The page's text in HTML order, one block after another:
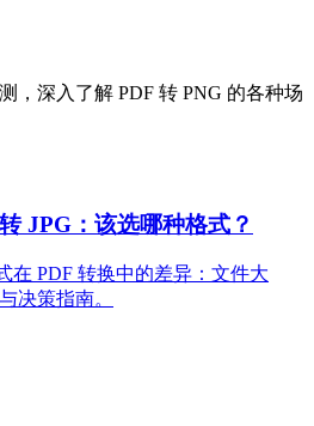
，深入了解 PDF 转 PNG 的各种场
JPG：该选哪种格式？
在 PDF 转换中的差异：文件大
决策指南。